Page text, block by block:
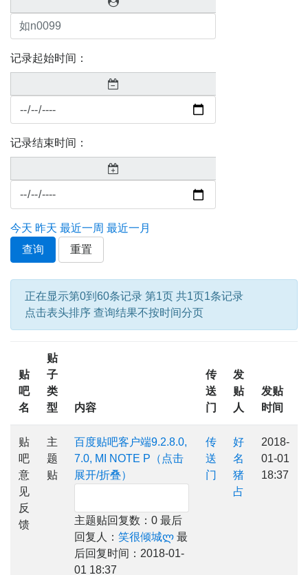
记录起始时间：
记录结束时间：
今天 昨天 最近一周 最近一月
查询
重置
正在显示第0到60条记录 第1页 共1页1条记录
点击表头排序 查询结果不按时间分页
贴
吧
名
贴
子
类
型
内容
传
送
门
发
贴
人
发贴
时间
贴
吧
意
见
反
馈
主
题
贴
百度贴吧客户端9.2.8.0,
7.0, MI NOTE P（点击
展开/折叠）
主题贴回复数：0 最后
回复人： 笑很倾城ლ 最
后回复时间：2018-01-
01 18:37
传
送
门
好
名
猪
占
2018-
01-01
18:37